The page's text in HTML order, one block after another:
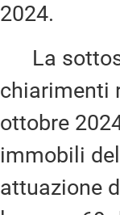
2024.
La
chiarimenti
ottobre
immobili
attuazione